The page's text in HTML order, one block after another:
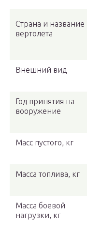
Страна и название
вертолета
Внешний вид
Год принятия на
вооружение
Масс пустого, кг
Масса топлива, кг
Масса боевой
нагрузки, кг